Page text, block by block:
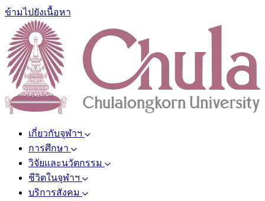
ข้ามไปยังเนื้อหา
เกี่ยวกับจุฬาฯ
การศึกษา
วิจัยและนวัตกรรม
ชีวิตในจุฬาฯ
บริการสังคม